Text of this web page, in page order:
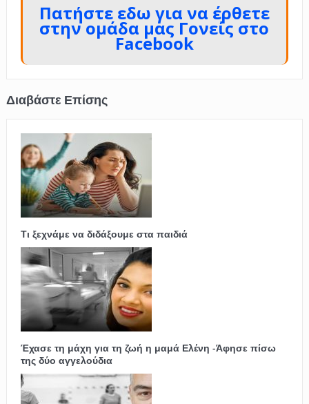
Πατήστε εδω για να έρθετε
στην ομάδα μας Γονείς στο
Facebook
Τι ξεχνάμε να διδάξουμε στα παιδιά
Έχασε τη μάχη για τη ζωή η μαμά Ελένη -Άφησε πίσω
της δύο αγγελούδια